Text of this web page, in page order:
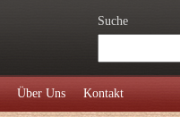
Suche
Über Uns Kontakt